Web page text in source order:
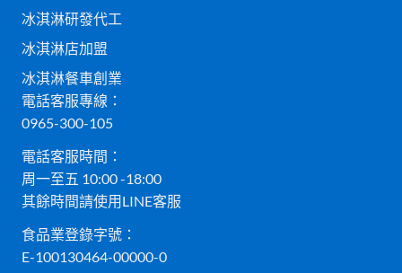
冰淇淋研發代工
冰淇淋店加盟
冰淇淋餐車創業
電話客服專線：
0965-300-105
電話客服時間：
周一至五 10:00 -18:00
其餘時間請使用LINE客服
食品業登錄字號：
E-100130464-00000-0